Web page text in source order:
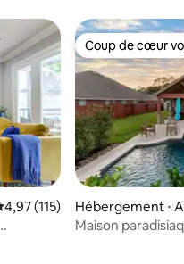
: 4,98 sur 5
appréciés
moyenne sur la
4,97 (115)
Coup de cœur
Coup de cœur
Hébergement ⋅
Maison